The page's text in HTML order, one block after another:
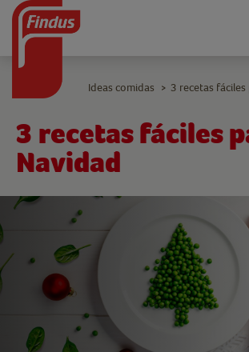
3 recetas fáciles
Navidad
Ideas comidas > 3 recetas